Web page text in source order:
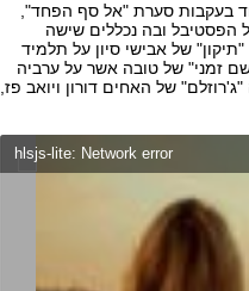
בעקבות סערת "אל סף הפחד",
הפסטיבל ובה נכללים שישה
בסך 120 אלף שקלים: "תיקון" של אבישי סיון על תלמיד
זמני" של טובה אשר על ערביה
של האחים דורון ויואב פז,
hlsjs-lite: Network error